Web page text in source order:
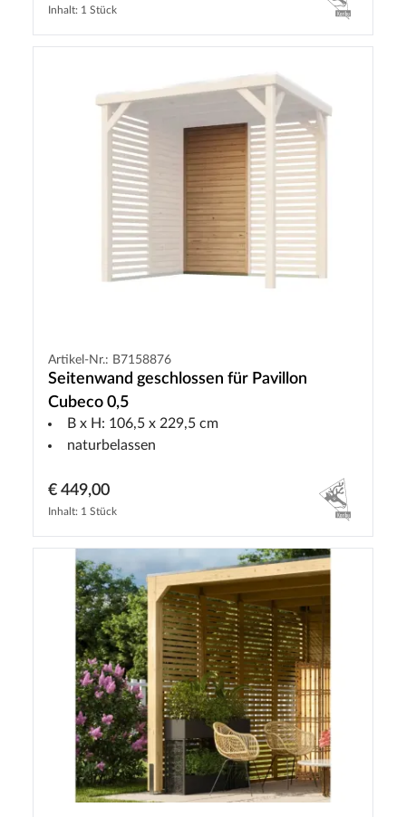
Inhalt: 1 Stück
Artikel-Nr.: B7158876
Seitenwand geschlossen für Pavillon
Cubeco 0,5
B x H: 106,5 x 229,5 cm
naturbelassen
€ 449,00
Inhalt: 1 Stück